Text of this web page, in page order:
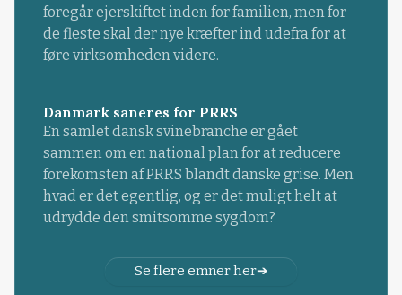
foregår ejerskiftet inden for familien, men for
de fleste skal der nye kræfter ind udefra for at
føre virksomheden videre.
Danmark saneres for PRRS
En samlet dansk svinebranche er gået
sammen om en national plan for at reducere
forekomsten af PRRS blandt danske grise. Men
hvad er det egentlig, og er det muligt helt at
udrydde den smitsomme sygdom?
Se flere emner her